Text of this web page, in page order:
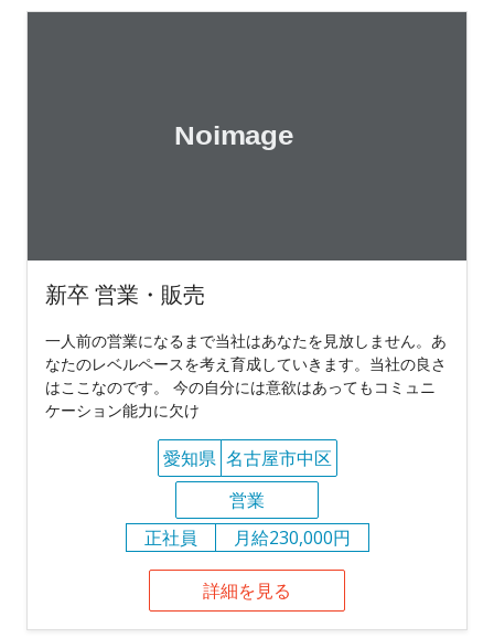
新卒 営業・販売
一人前の営業になるまで当社はあなたを見放しません。あ
なたのレベルペースを考え育成していきます。当社の良さ
はここなのです。 今の自分には意欲はあってもコミュニ
ケーション能力に欠け
愛知県 名古屋市中区
営業
正社員
月給230,000円
詳細を見る